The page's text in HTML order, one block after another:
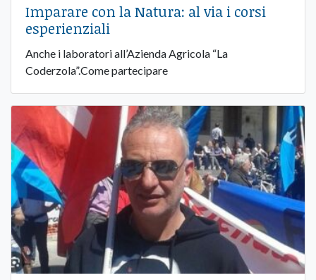
Imparare con la Natura: al via i corsi
esperienziali
Anche i laboratori all’Azienda Agricola “La
Coderzola”.Come partecipare